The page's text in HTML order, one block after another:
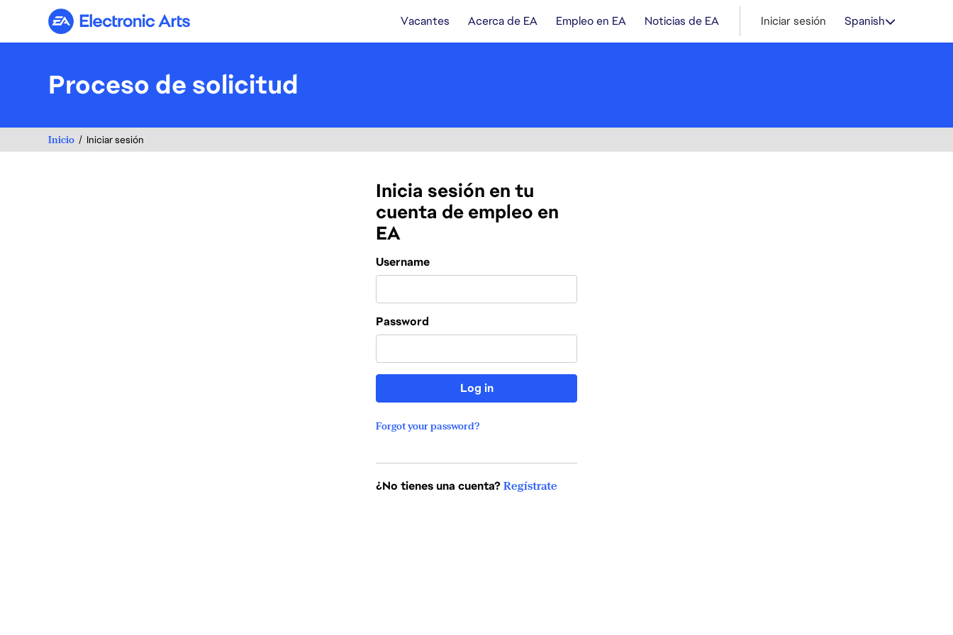
Electronic Arts Vacantes Acerca de EA Empleo en EA Noticias de EA Iniciar sesión Spanish
Proceso de solicitud
Inicio Iniciar sesión
Inicia sesión en tu
cuenta de empleo en
EA
Login
Username
Password
Log in
Forgot your password?
¿No tienes una cuenta? Regístrate